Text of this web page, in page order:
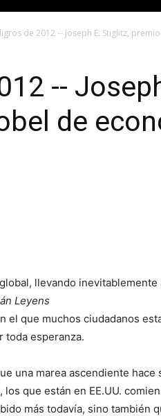
de 2012 -- Joseph E. Stiglitz,
--
de
llevando
Leyens
el que muchos ciudadanos
toda esperanza.
una marea ascendiente hace
que están en EE.UU.
más todavía, sino también